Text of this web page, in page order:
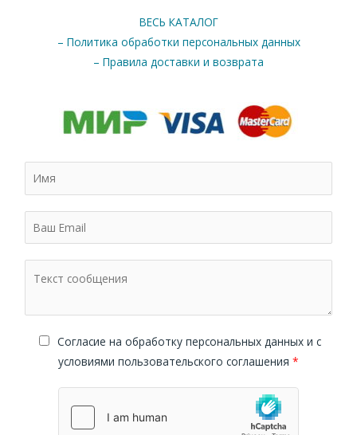
ВЕСЬ КАТАЛОГ
– Политика обработки персональных данных
– Правила доставки и возврата
Cогласие на обработку персональных данных и с
условиями пользовательского соглашения *